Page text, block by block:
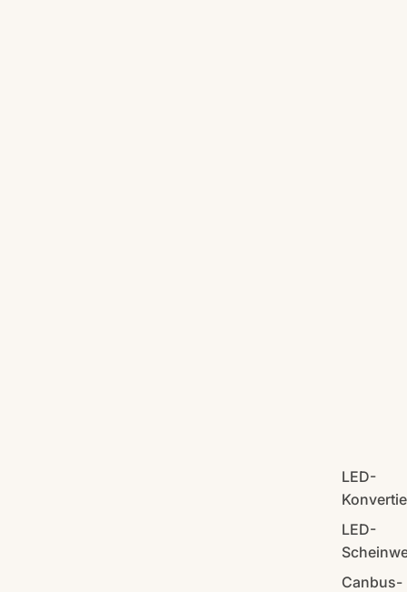
LED-
LED-
Canbus-